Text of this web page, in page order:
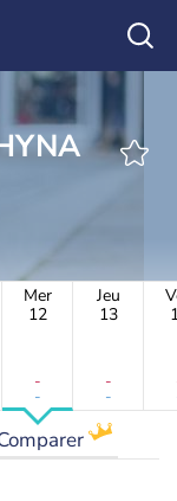
Mer
12
-
-
Jeu
13
-
-